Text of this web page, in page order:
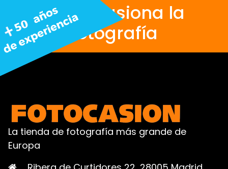
Nos apasiona la
fotografía
La tienda de fotografía más grande de
Europa